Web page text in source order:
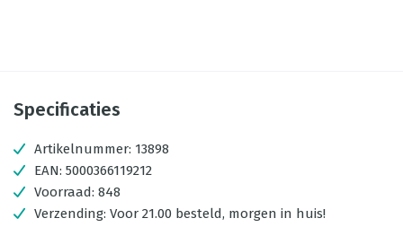
Specificaties
Artikelnummer: 13898
EAN: 5000366119212
Voorraad: 848
Verzending: Voor 21.00 besteld, morgen in huis!